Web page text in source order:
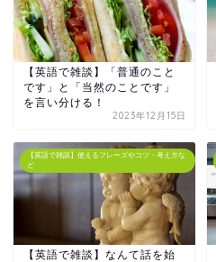
【英語で雑談】「普通のこと
です」と「当然のことです」
を言い分ける！
2023年12月15日
【英語で雑談】使えるフレーズやコツ・考え方な
ど
【英語で雑談】なんて話を始